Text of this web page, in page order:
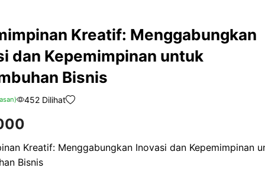
Kreatif: Menggabungkan
dan Kepemimpinan untuk
Bisnis
452 Dilihat
Kreatif: Menggabungkan Inovasi dan Kepemimpinan
Bisnis